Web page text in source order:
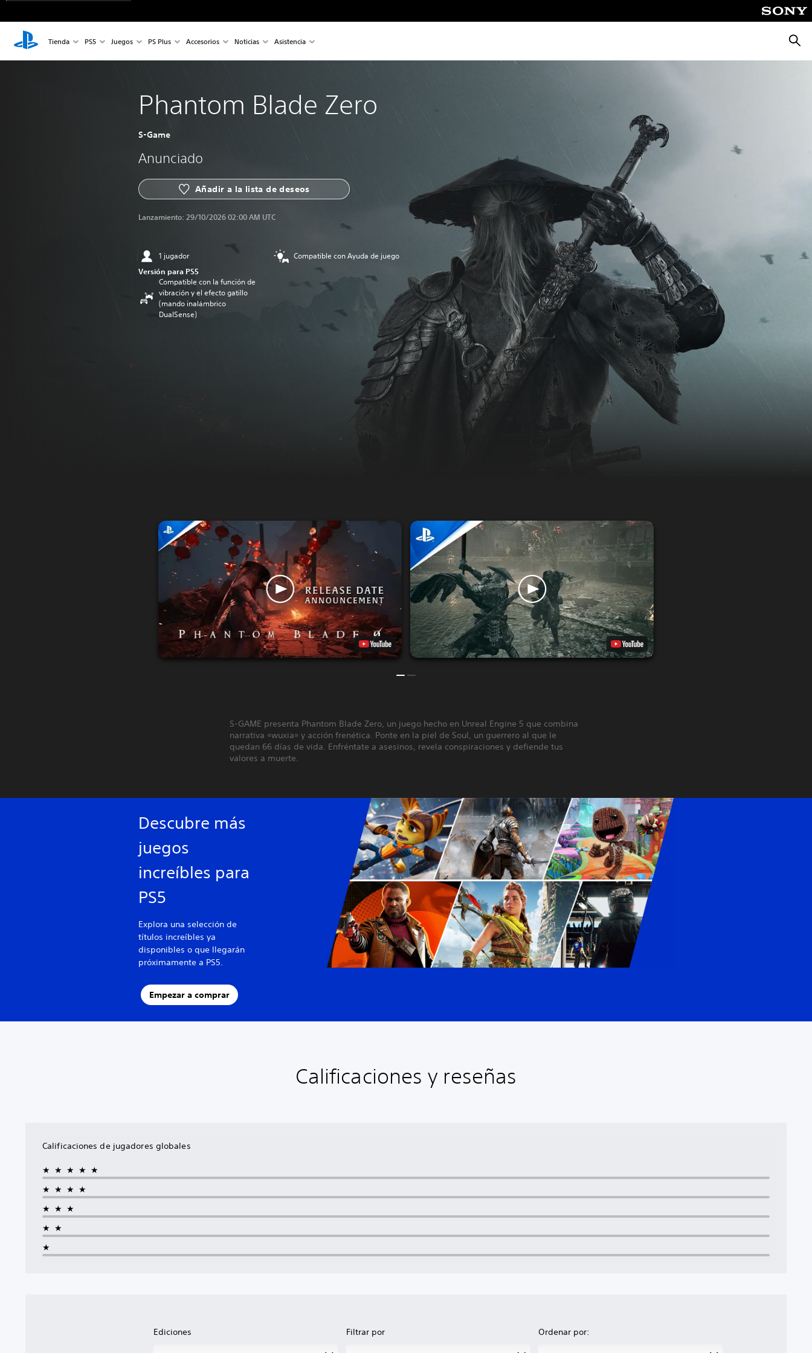
Tienda PS5 Juegos PS Plus Accesorios Noticias Asistencia
Phantom Blade Zero
S-Game
Anunciado
Añadir a la lista de deseos
Lanzamiento: 29/10/2026 02:00 AM UTC
1 jugador
Versión para PS5
Compatible con la función de
vibración y el efecto gatillo
(mando inalámbrico
DualSense)
Compatible con Ayuda de juego
S-GAME presenta Phantom Blade Zero, un juego hecho en Unreal Engine 5 que combina
narrativa «wuxia» y acción frenética. Ponte en la piel de Soul, un guerrero al que le
quedan 66 días de vida. Enfréntate a asesinos, revela conspiraciones y defiende tus
valores a muerte.
Descubre más
juegos
increíbles para
PS5
Explora una selección de
títulos increíbles ya
disponibles o que llegarán
próximamente a PS5.
Empezar a comprar
Calificaciones y reseñas
Calificaciones de jugadores globales
★★★★★
★★★★
★★★
★★
★
Ediciones Filtrar por Ordenar por: